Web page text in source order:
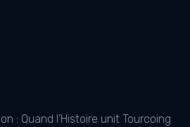
: Quand l’Histoire unit Tourcoing